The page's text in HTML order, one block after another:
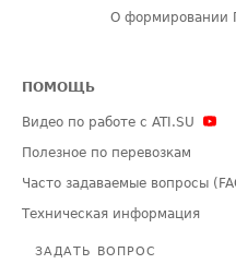
О формировании
ПОМОЩЬ
Видео по работе с ATI.SU
Полезное по перевозкам
Часто задаваемые вопросы
Техническая информация
ЗАДАТЬ ВОПРОС